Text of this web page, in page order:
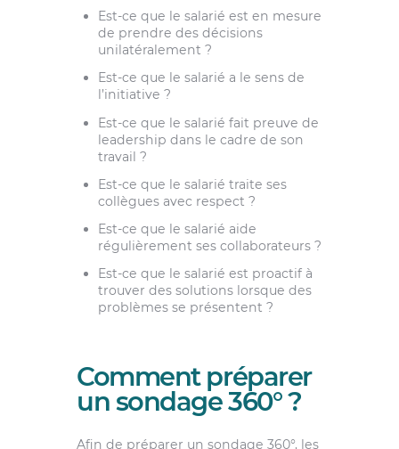
Est-ce que le salarié est en mesure
de prendre des décisions
unilatéralement ?
Est-ce que le salarié a le sens de
l’initiative ?
Est-ce que le salarié fait preuve de
leadership dans le cadre de son
travail ?
Est-ce que le salarié traite ses
collègues avec respect ?
Est-ce que le salarié aide
régulièrement ses collaborateurs ?
Est-ce que le salarié est proactif à
trouver des solutions lorsque des
problèmes se présentent ?
Comment préparer
un sondage 360° ?
Afin de préparer un sondage 360°, les